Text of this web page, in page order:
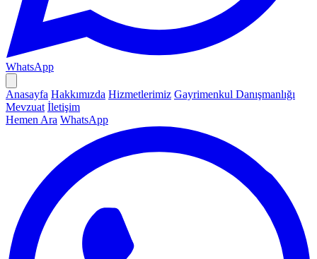
WhatsApp
Anasayfa Hakkımızda Hizmetlerimiz Gayrimenkul Danışmanlığı
Mevzuat İletişim
Hemen Ara WhatsApp